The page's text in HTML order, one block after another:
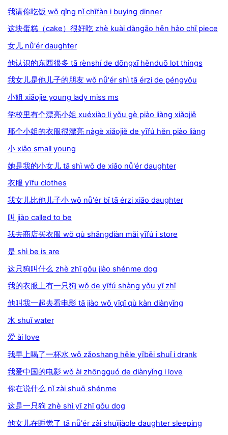
我请你吃饭 wǒ qǐng nǐ chīfàn i buying dinner
这块蛋糕（cake）很好吃 zhè kuài dàngāo hěn hào chī piece
女儿 nǚ'ér daughter
他认识的东西很多 tā rènshí de dōngxī hěnduō lot things
我女儿是他儿子的朋友 wǒ nǚ'ér shì tā érzi de péngyǒu
小姐 xiǎojie young lady miss ms
学校里有个漂亮小姐 xuéxiào li yǒu gè piào liàng xiǎojiě
那个小姐的衣服很漂亮 nàgè xiǎojiě de yīfú hěn piào liàng
小 xiǎo small young
她是我的小女儿 tā shì wǒ de xiǎo nǚ'ér daughter
衣服 yīfu clothes
我女儿比他儿子小 wǒ nǚ'ér bǐ tā érzi xiǎo daughter
叫 jiào called to be
我去商店买衣服 wǒ qù shāngdiàn mǎi yīfú i store
是 shì be is are
这只狗叫什么 zhè zhī gǒu jiào shénme dog
我的衣服上有一只狗 wǒ de yīfú shàng yǒu yī zhǐ
他叫我一起去看电影 tā jiào wǒ yīqǐ qù kàn diànyǐng
水 shuǐ water
爱 ài love
我早上喝了一杯水 wǒ zǎoshang hēle yībēi shuǐ i drank
我爱中国的电影 wǒ ài zhōngguó de diànyǐng i love
你在说什么 nǐ zài shuō shénme
这是一只狗 zhè shì yī zhī gǒu dog
他女儿在睡觉了 tā nǚ'ér zài shuìjiàole daughter sleeping